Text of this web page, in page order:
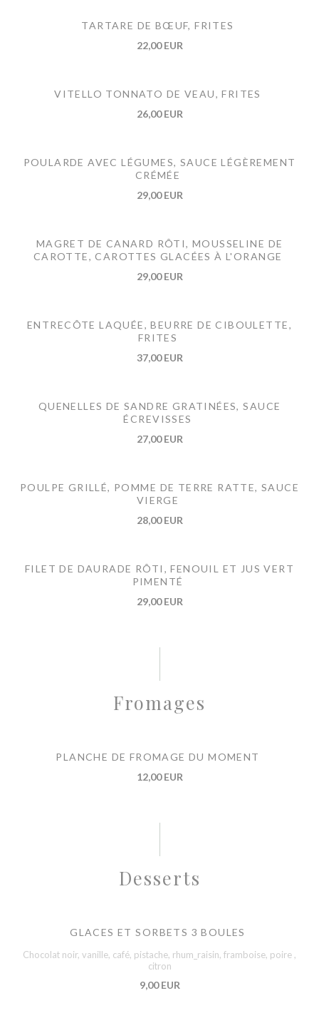
TARTARE DE BŒUF, FRITES
22,00 EUR
VITELLO TONNATO DE VEAU, FRITES
26,00 EUR
POULARDE AVEC LÉGUMES, SAUCE LÉGÈREMENT
CRÉMÉE
29,00 EUR
MAGRET DE CANARD RÔTI, MOUSSELINE DE
CAROTTE, CAROTTES GLACÉES À L'ORANGE
29,00 EUR
ENTRECÔTE LAQUÉE, BEURRE DE CIBOULETTE,
FRITES
37,00 EUR
QUENELLES DE SANDRE GRATINÉES, SAUCE
ÉCREVISSES
27,00 EUR
POULPE GRILLÉ, POMME DE TERRE RATTE, SAUCE
VIERGE
28,00 EUR
FILET DE DAURADE RÔTI, FENOUIL ET JUS VERT
PIMENTÉ
29,00 EUR
Fromages
PLANCHE DE FROMAGE DU MOMENT
12,00 EUR
Desserts
GLACES ET SORBETS 3 BOULES
Chocolat noir, vanille, café, pistache, rhum_raisin, framboise, poire ,
citron
9,00 EUR